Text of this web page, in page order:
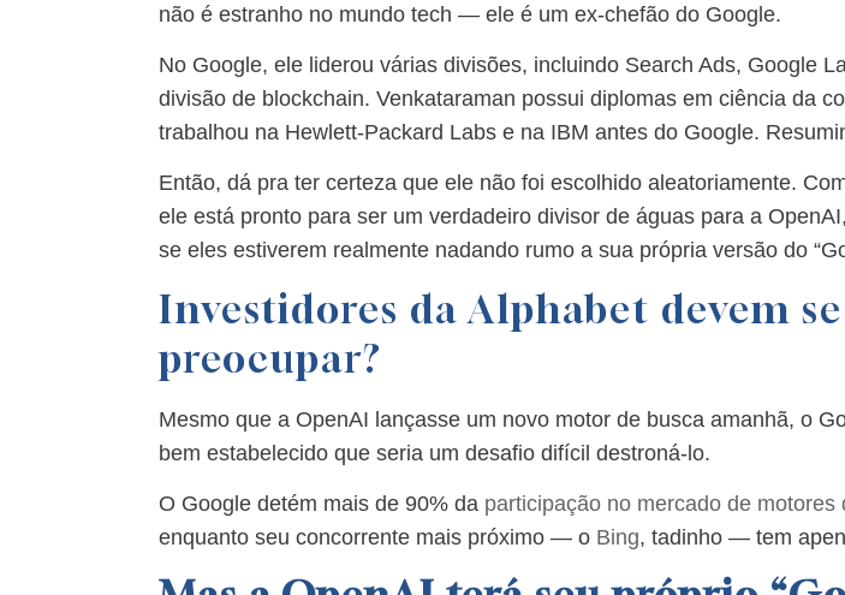
não é estranho no mundo tech — ele é um ex-chefão do Google.
No Google, ele liderou várias divisões, incluindo Search Ads, Google
divisão de blockchain. Venkataraman possui diplomas em ciência da
trabalhou na Hewlett-Packard Labs e na IBM antes do Google.
Então, dá pra ter certeza que ele não foi escolhido aleatoriamente.
ele está pronto para ser um verdadeiro divisor de águas para a
se eles estiverem realmente nadando rumo a sua própria versão do
Investidores da Alphabet devem se
preocupar?
Mesmo que a OpenAI lançasse um novo motor de busca amanhã, o
bem estabelecido que seria um desafio difícil destroná-lo.
O Google detém mais de 90% da participação no mercado de motores
enquanto seu concorrente mais próximo — o Bing, tadinho — tem